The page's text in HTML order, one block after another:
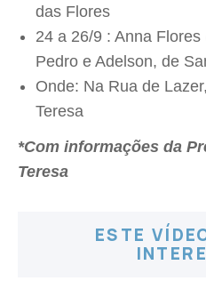
das Flores
24 a 26/9 : Anna
Pedro e Adelson, de
Onde: Na Rua de
Teresa
*Com informações da
Teresa
ESTE